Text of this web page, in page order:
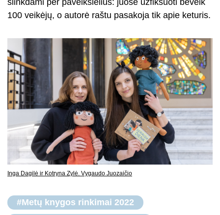
100 veikėjų, o autorė raštu pasakoja tik apie keturis.
Inga Dagilė ir Kotryna Zylė. Vygaudo Juozaičio
#Metų knygos rinkimai 2022